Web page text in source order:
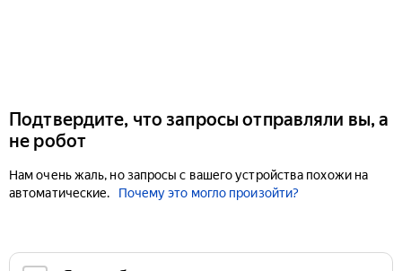
Подтвердите, что запросы отправляли вы, а
не робот
Нам очень жаль, но запросы с вашего устройства похожи на
автоматические.
Почему это могло произойти?